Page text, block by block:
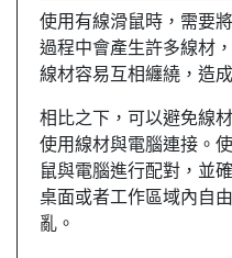
使用有線滑鼠時，需要
過程中會產生許多線材
線材容易互相纏繞，造
相比之下，可以避免線
使用線材與電腦連接。
鼠與電腦進行配對，並
桌面或者工作區域內自
亂。